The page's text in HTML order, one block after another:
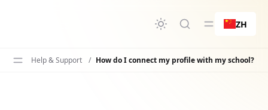
ZH
Help & Support / How do I connect my profile with my school?